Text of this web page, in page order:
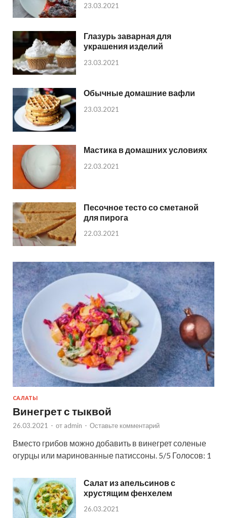
23.03.2021
Глазурь заварная для
украшения изделий
23.03.2021
Обычные домашние вафли
23.03.2021
Мастика в домашних условиях
22.03.2021
Песочное тесто со сметаной
для пирога
22.03.2021
САЛАТЫ
Винегрет с тыквой
26.03.2021 - от admin - Оставьте комментарий
Вместо грибов можно добавить в винегрет соленые
огурцы или маринованные патиссоны. 5/5 Голосов: 1
Салат из апельсинов с
хрустящим фенхелем
26.03.2021